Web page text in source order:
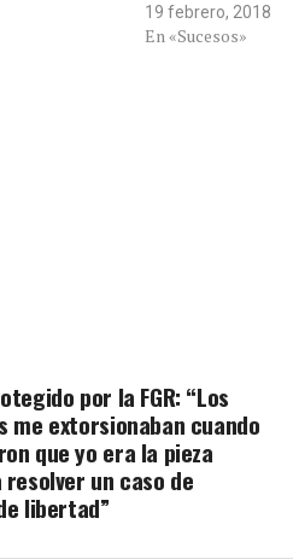
19 febrero, 2018
En «Sucesos»
por la FGR: “Los
me extorsionaban cuando
que yo era la pieza
un caso de
libertad”